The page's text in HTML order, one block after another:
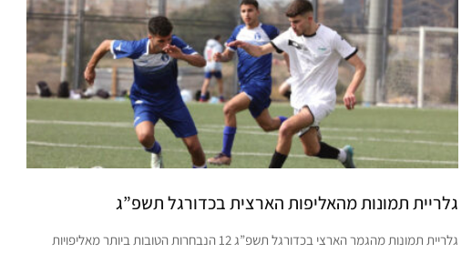
גלריית תמונות מהאליפות הארצית בכדורגל תשפ”ג
גלריית תמונות מהגמר הארצי בכדורגל תשפ”ג 12 הנבחרות הטובות ביותר מאליפויות